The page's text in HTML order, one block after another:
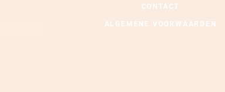
CONTACT
ALGEMENE VOORWAARDEN